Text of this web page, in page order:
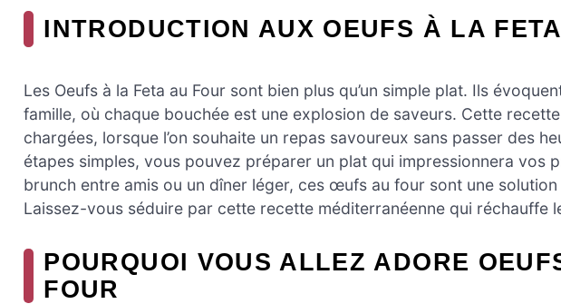
INTRODUCTION AUX OEUFS À LA
Les Oeufs à la Feta au Four sont bien plus qu’un simple plat. Ils
famille, où chaque bouchée est une explosion de saveurs. Cette
chargées, lorsque l’on souhaite un repas savoureux sans passer des
étapes simples, vous pouvez préparer un plat qui impressionnera vos
brunch entre amis ou un dîner léger, ces œufs au four sont une
Laissez-vous séduire par cette recette méditerranéenne qui réchauffe
POURQUOI VOUS ALLEZ ADORE
FOUR